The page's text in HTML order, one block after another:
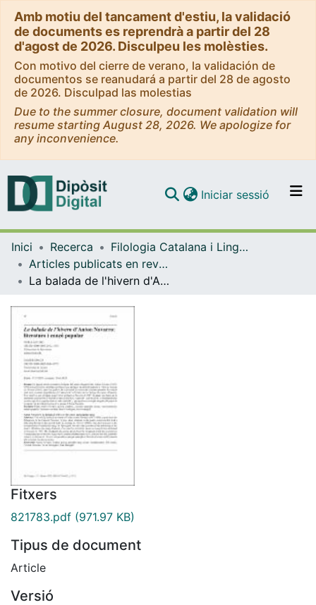
Amb motiu del tancament d'estiu, la validació
de documents es reprendrà a partir del 28
d'agost de 2026. Disculpeu les molèsties.
Con motivo del cierre de verano, la validación de
documentos se reanudará a partir del 28 de agosto
de 2026. Disculpad las molestias
Due to the summer closure, document validation will
resume starting August 28, 2026. We apologize for
any inconvenience.
Navega per tot el DD
Com publicar
Iniciar sessió (current)
Inici Recerca
Filologia Catalana i Lingüística General
Articles publicats en revistes (Filologia Catalana i Lingüística General)
La balada de l'hivern d'Anton Navarro: literatura i cançó popular
Fitxers
821783.pdf (971.97 KB)
Tipus de document
Article
Versió